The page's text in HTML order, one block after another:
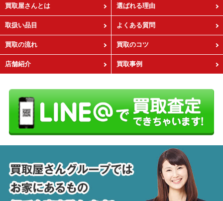
買取屋さんとは 選ばれる理由
取扱い品目 よくある質問
買取の流れ 買取のコツ
店舗紹介 買取事例